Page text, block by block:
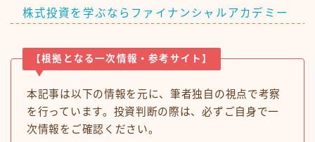
株式投資を学ぶならファイナンシャルアカデミー
【根拠となる一次情報・参考サイト】
本記事は以下の情報を元に、筆者独自の視点で考察
を行っています。投資判断の際は、必ずご自身で一
次情報をご確認ください。